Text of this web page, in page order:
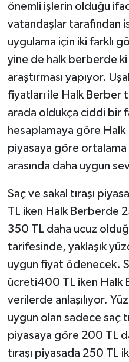
önemli işlerin olduğu
vatandaşlar tarafından
uygulama için iki farklı
yine de halk berberde
araştırması yapıyor.
fiyatları ile Halk Berber
arada oldukça ciddi bir
hesaplamaya göre
piyasaya göre
arasında daha uygun
Saç ve sakal tıraşı
TL iken Halk Berberde
350 TL daha ucuz
tarifesinde, yaklaşık
uygun fiyat ödenecek.
ücreti400 TL iken Halk
verilerde anlaşılıyor.
uygun olan sadece saç
piyasaya göre 200 TL
tıraşı piyasada 250 TL